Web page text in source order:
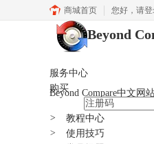
商城首页 您好， 请
Beyond
服务中心
购买
Beyond Compare中文网
>
教程中心
>
使用技巧